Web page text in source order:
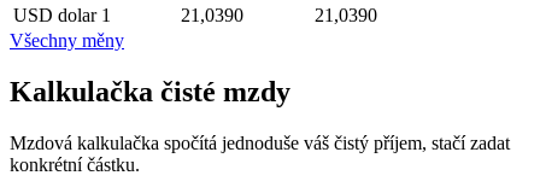
USD dolar 1 21,0390
21,0390
Všechny měny
Kalkulačka čisté mzdy
Mzdová kalkulačka spočítá jednoduše váš čistý příjem, stačí zadat
konkrétní částku.